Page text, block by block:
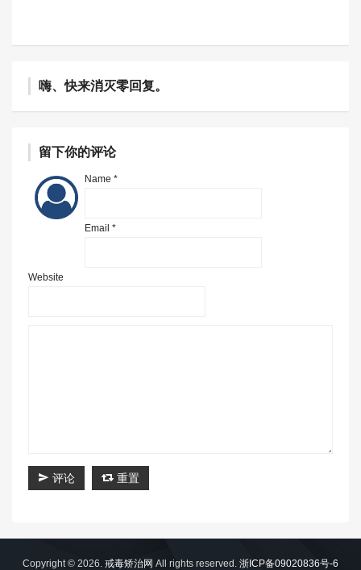
嗨、快来消灭零回复。
留下你的评论
Name *
Email *
Website
评论 重置
Copyright © 2026. 戒毒矫治网 All rights reserved. 浙ICP备09020836号-6